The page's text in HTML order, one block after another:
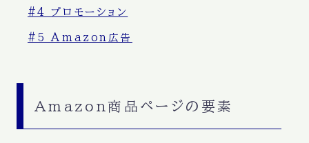
#4 プロモーション
#5 Amazon広告
Amazon商品ページの要素